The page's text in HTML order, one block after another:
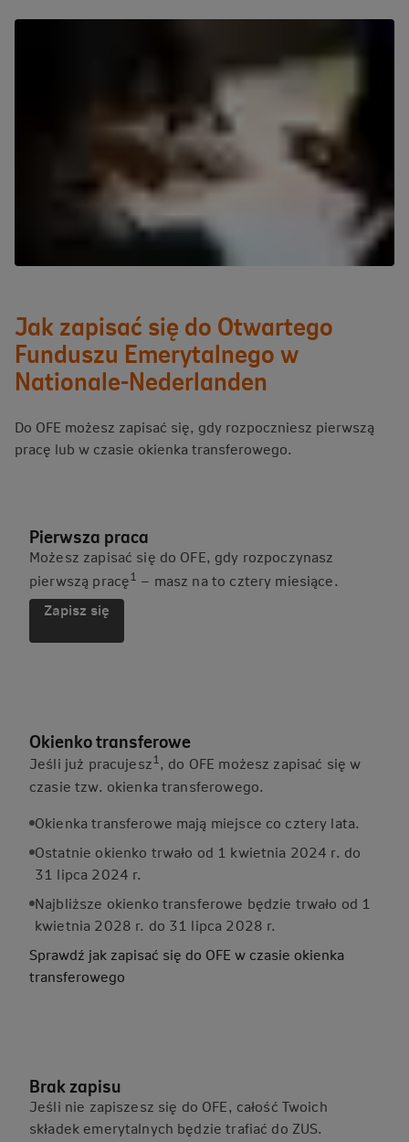
Jak zapisać się do Otwartego
Funduszu Emerytalnego w
Nationale-Nederlanden
Do OFE możesz zapisać się, gdy rozpoczniesz pierwszą
pracę lub w czasie okienka transferowego.
Pierwsza praca
Możesz zapisać się do OFE, gdy rozpoczynasz
pierwszą pracę1 – masz na to cztery miesiące.
Zapisz się
Okienko transferowe
Jeśli już pracujesz1, do OFE możesz zapisać się w
czasie tzw. okienka transferowego.
Okienka transferowe mają miejsce co cztery lata.
Ostatnie okienko trwało od 1 kwietnia 2024 r. do
31 lipca 2024 r.
Najbliższe okienko transferowe będzie trwało od 1
kwietnia 2028 r. do 31 lipca 2028 r.
Sprawdź jak zapisać się do OFE w czasie okienka
transferowego
Brak zapisu
Jeśli nie zapiszesz się do OFE, całość Twoich
składek emerytalnych będzie trafiać do ZUS.